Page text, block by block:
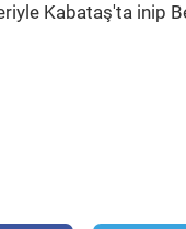
Kabataş'ta inip